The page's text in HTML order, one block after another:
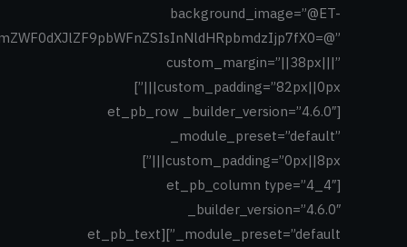
background_image=”@ET-
custom_margin=”||38px|||”
custom_padding=”82px||0px|||”]
[et_pb_row _builder_version=”4.6.0″
_module_preset=”default”
custom_padding=”0px||8px|||”]
[et_pb_column type=”4_4″
_builder_version=”4.6.0″
_module_preset=”default”][et_pb_text